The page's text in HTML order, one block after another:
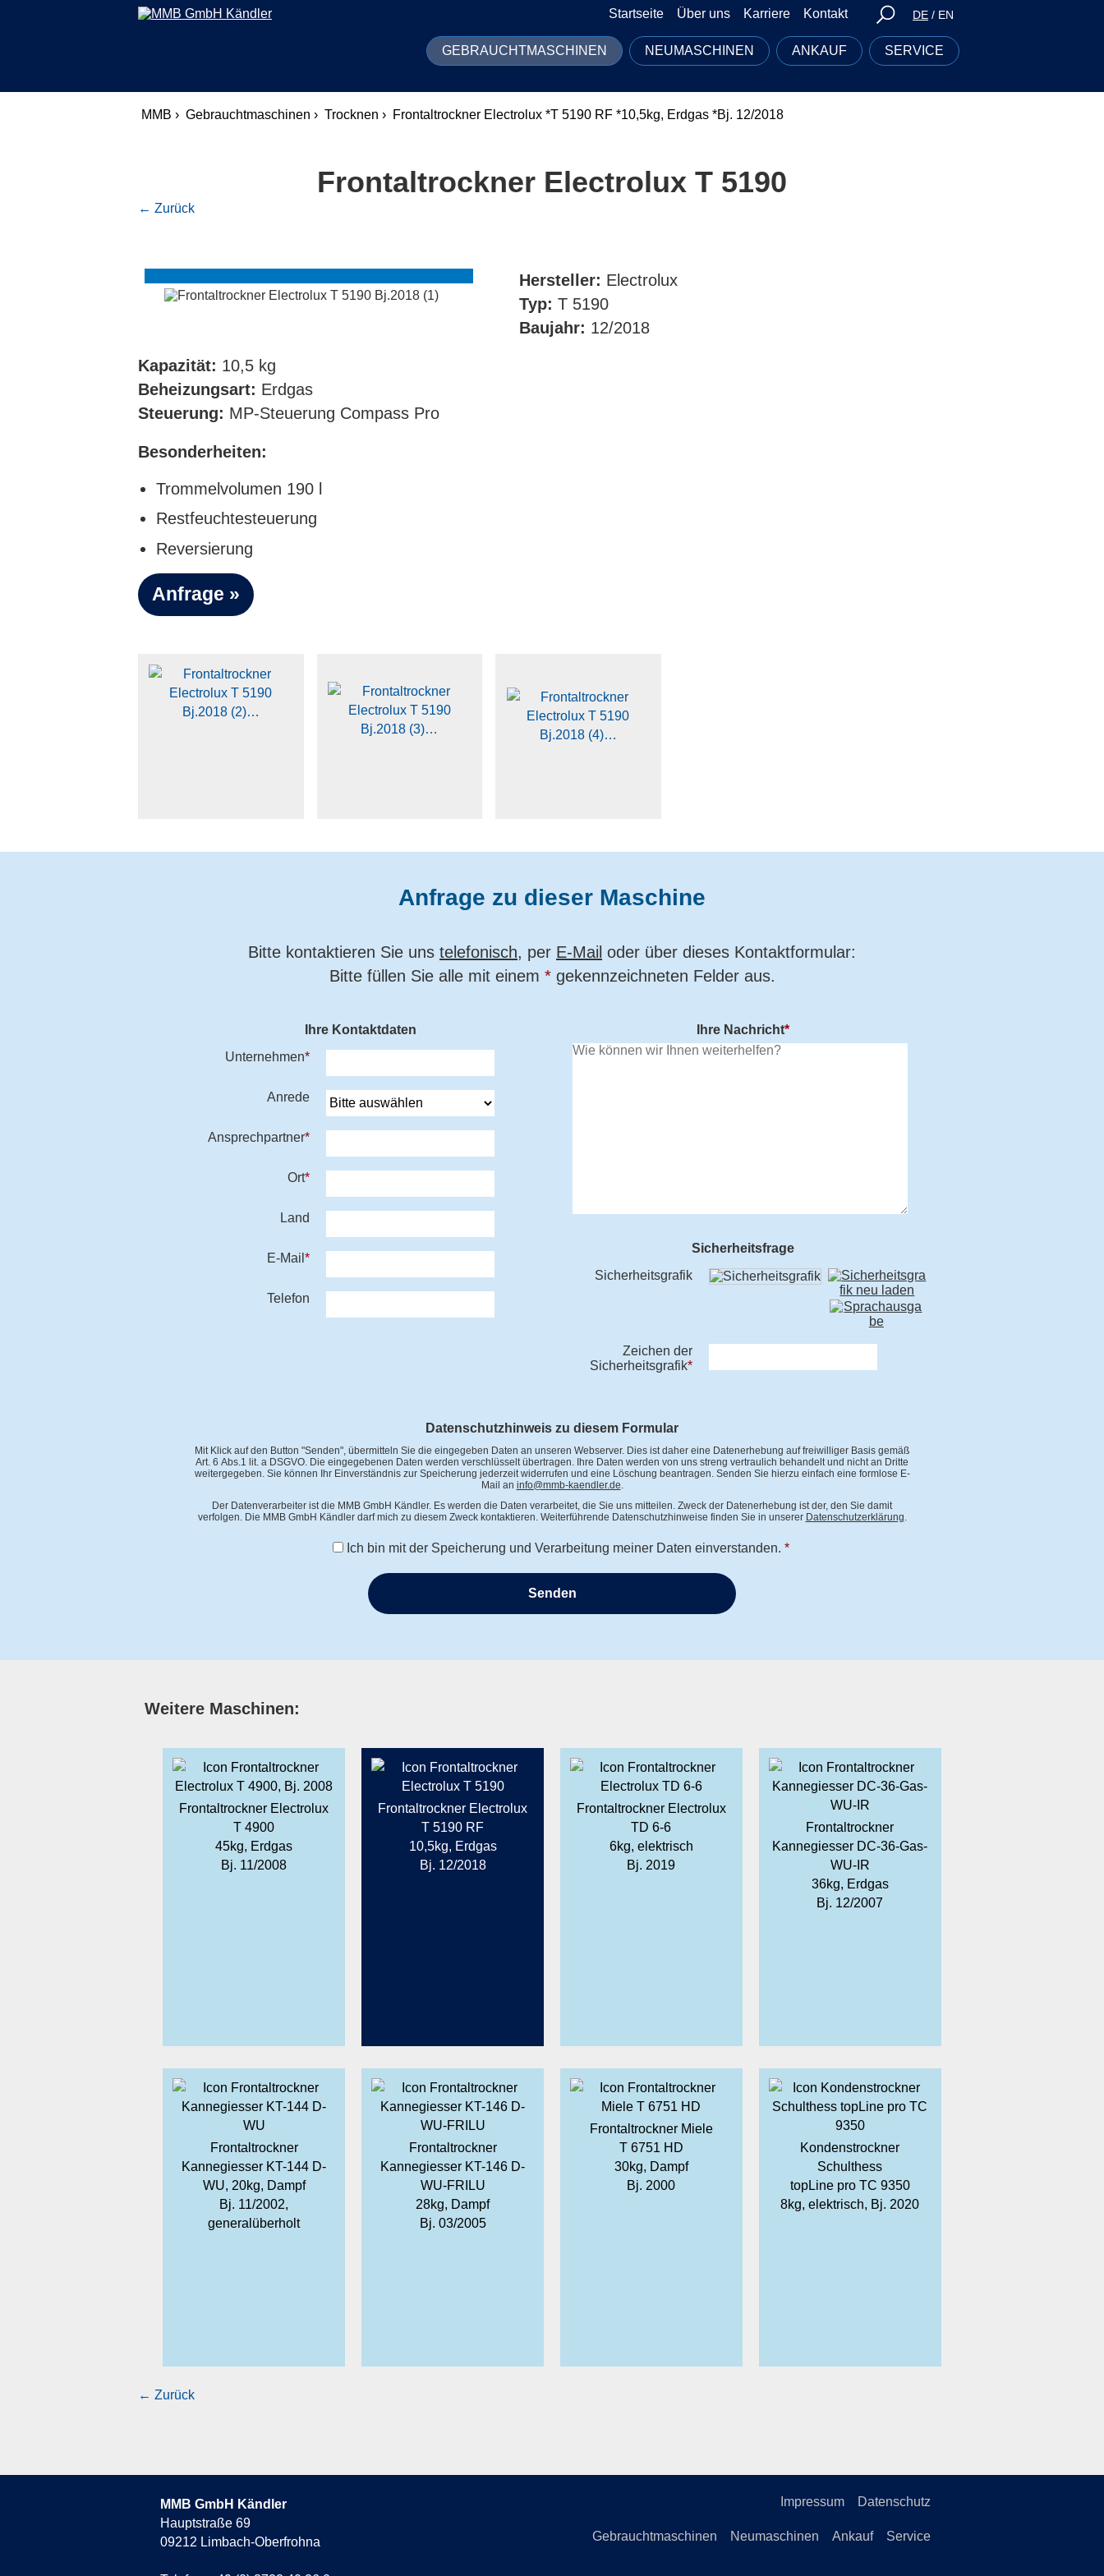
Startseite Über uns Karriere Kontakt DE / EN
GEBRAUCHTMASCHINEN NEUMASCHINEN ANKAUF SERVICE
MMB › Gebrauchtmaschinen › Trocknen › Frontaltrockner Electrolux *T 5190 RF *10,5kg, Erdgas *Bj. 12/2018
Frontaltrockner Electrolux T 5190
← Zurück
Hersteller: Electrolux
Typ: T 5190
Baujahr: 12/2018
Kapazität: 10,5 kg
Beheizungsart: Erdgas
Steuerung: MP-Steuerung Compass Pro
Besonderheiten:
Trommelvolumen 190 l
Restfeuchtesteuerung
Reversierung
Anfrage
Anfrage zu dieser Maschine
Bitte kontaktieren Sie uns telefonisch, per E-Mail oder über dieses Kontaktformular:
Bitte füllen Sie alle mit einem *gekennzeichneten Felder aus.
Ihre Kontaktdaten
Unternehmen*
Anrede
Ansprechpartner*
Ort*
Land
E-Mail *
Telefon
Ihre Nachricht*
Sicherheitsfrage
Sicherheitsgrafik
Zeichen der
Sicherheitsgrafik*
Datenschutzhinweis zu diesem Formular
Mit Klick auf den Button "Senden", übermitteln Sie die eingegeben Daten an unseren Webserver. Dies ist daher eine Datenerhebung auf freiwilliger Basis gemäß
Art. 6 Abs.1 lit. a DSGVO. Die eingegebenen Daten werden verschlüsselt übertragen. Ihre Daten werden von uns streng vertraulich behandelt und nicht an Dritte
weitergegeben. Sie können Ihr Einverständnis zur Speicherung jederzeit widerrufen und eine Löschung beantragen. Senden Sie hierzu einfach eine formlose E-
Mail an info@mmb-kaendler.de.
Der Datenverarbeiter ist die MMB GmbH Kändler. Es werden die Daten verarbeitet, die Sie uns mitteilen. Zweck der Datenerhebung ist der, den Sie damit
verfolgen. Die MMB GmbH Kändler darf mich zu diesem Zweck kontaktieren. Weiterführende Datenschutzhinweise finden Sie in unserer Datenschutzerklärung
Ich bin mit der Speicherung und Verarbeitung meiner Daten einverstanden.*
Weitere Maschinen:
Frontaltrockner Electrolux
T 4900
45kg, Erdgas
Bj. 11/2008
Frontaltrockner Electrolux
T 5190 RF
10,5kg, Erdgas
Bj. 12/2018
Frontaltrockner Electrolux
TD 6-6
6kg, elektrisch
Bj. 2019
Frontaltrockner
Kannegiesser DC-36-Gas-
WU-IR
36kg, Erdgas
Bj. 12/2007
Frontaltrockner
Kannegiesser KT-144 D-
WU, 20kg, Dampf
Bj. 11/2002,
generalüberholt
Frontaltrockner
Kannegiesser KT-146 D-
WU-FRILU
28kg, Dampf
Bj. 03/2005
Frontaltrockner Miele
T 6751 HD
30kg, Dampf
Bj. 2000
Kondenstrockner
Schulthess
topLine pro TC 9350
8kg, elektrisch, Bj. 2020
← Zurück
MMB GmbH Kändler
Hauptstraße 69
09212 Limbach-Oberfrohna
Impressum Datenschutz
Gebrauchtmaschinen Neumaschinen Ankauf Service